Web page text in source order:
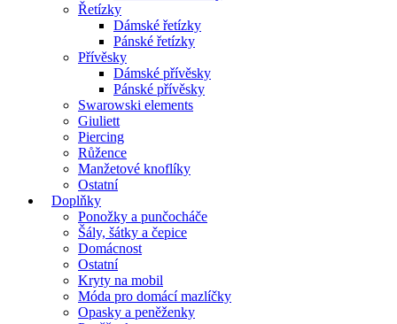
Řetízky
Dámské řetízky
Pánské řetízky
Přívěsky
Dámské přívěsky
Pánské přívěsky
Swarowski elements
Giuliett
Piercing
Růžence
Manžetové knoflíky
Ostatní
Doplňky
Ponožky a punčocháče
Šály, šátky a čepice
Domácnost
Ostatní
Kryty na mobil
Móda pro domácí mazlíčky
Opasky a peněženky